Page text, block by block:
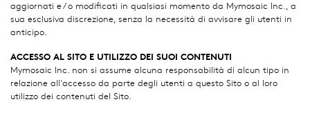
aggiornati e / o modificati in qualsiasi momento da Mymosaic Inc., a
sua esclusiva discrezione, senza la necessità di avvisare gli utenti in
anticipo.
ACCESSO AL SITO E UTILIZZO DEI SUOI CONTENUTI
Mymosaic Inc. non si assume alcuna responsabilità di alcun tipo in
relazione all'accesso da parte degli utenti a questo Sito o al loro
utilizzo dei contenuti del Sito.